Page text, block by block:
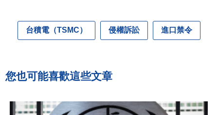
台積電（TSMC） 侵權訴訟 進口禁令
您也可能喜歡這些文章